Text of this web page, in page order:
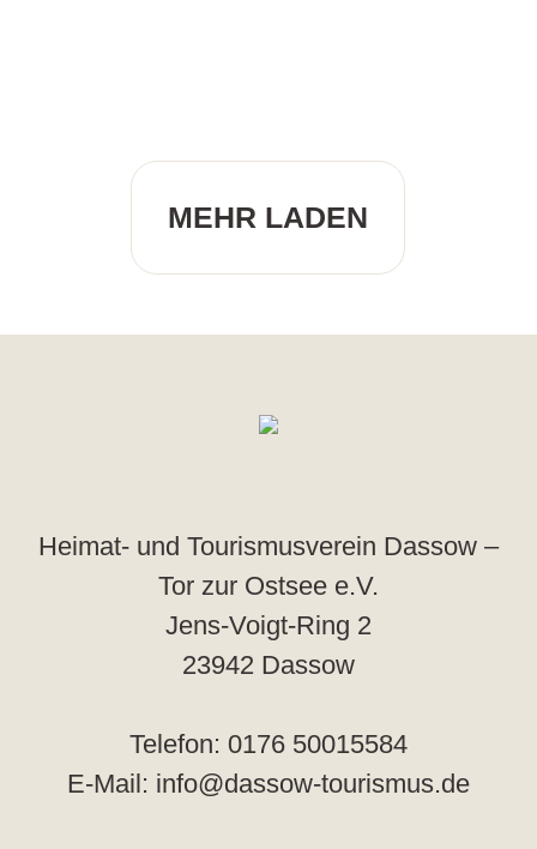
MEHR LADEN
Heimat- und Tourismusverein Dassow –
Tor zur Ostsee e.V.
Jens-Voigt-Ring 2
23942 Dassow
Telefon: 0176 50015584
E-Mail: info@dassow-tourismus.de